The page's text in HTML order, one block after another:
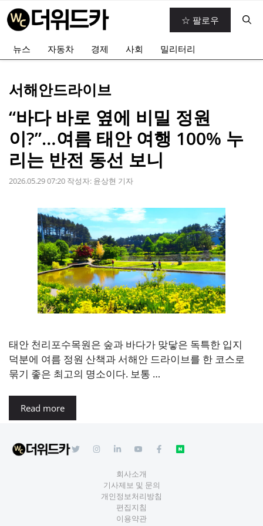
텐
☆ 팔로우
뉴스 자동차 경제 사회 밀리터리
서해안드라이브
“바다 바로 옆에 비밀 정원
이?”…여름 태안 여행 100% 누
리는 반전 동선 보니
2026.05.29 07:20 작성자: 윤상현 기자
태안 천리포수목원은 숲과 바다가 맞닿은 독특한 입지
덕분에 여름 정원 산책과 서해안 드라이브를 한 코스로
묶기 좋은 최고의 명소이다. 보통 …
Read more
회사소개
기사제보 및 문의
개인정보처리방침
편집지침
이용약관